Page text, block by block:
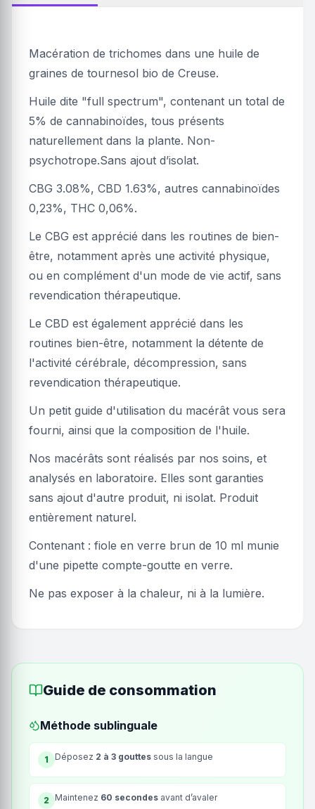
Macération de trichomes dans une huile de
graines de tournesol bio de Creuse.
Huile dite "full spectrum", contenant un total de
5% de cannabinoïdes, tous présents
naturellement dans la plante. Non-
psychotrope.Sans ajout d’isolat.
CBG 3.08%, CBD 1.63%, autres cannabinoïdes
0,23%, THC 0,06%.
Le CBG est apprécié dans les routines de bien-
être, notamment après une activité physique,
ou en complément d'un mode de vie actif, sans
revendication thérapeutique.
Le CBD est également apprécié dans les
routines bien-être, notamment la détente de
l'activité cérébrale, décompression, sans
revendication thérapeutique.
Un petit guide d'utilisation du macérât vous sera
fourni, ainsi que la composition de l'huile.
Nos macérâts sont réalisés par nos soins, et
analysés en laboratoire. Elles sont garanties
sans ajout d'autre produit, ni isolat. Produit
entièrement naturel.
Contenant : fiole en verre brun de 10 ml munie
d'une pipette compte-goutte en verre.
Ne pas exposer à la chaleur, ni à la lumière.
Guide de consommation
Méthode sublinguale
1 Déposez 2 à 3 gouttes sous la langue
2 Maintenez 60 secondes avant d’avaler